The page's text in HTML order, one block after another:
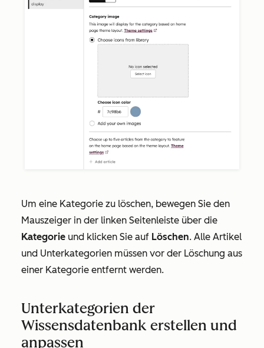
Um eine Kategorie zu löschen, bewegen Sie den
Mauszeiger in der linken Seitenleiste über die
Kategorie und klicken Sie auf Löschen. Alle Artikel
und Unterkategorien müssen vor der Löschung aus
einer Kategorie entfernt werden.
Unterkategorien der
Wissensdatenbank erstellen und
anpassen